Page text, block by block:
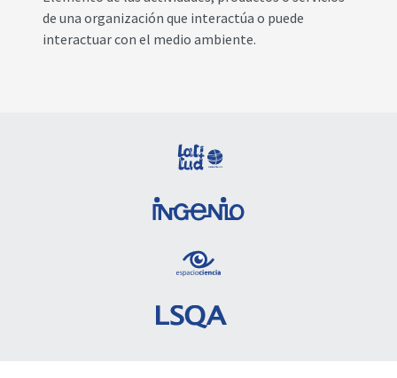
de una organización que interactúa o puede
interactuar con el medio ambiente.